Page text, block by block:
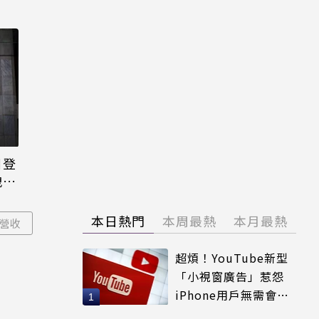
營收 本日熱門 本周最熱 本月最熱
超煩！YouTube新型
「小視窗廣告」惹怨
iPhone用戶無需會員